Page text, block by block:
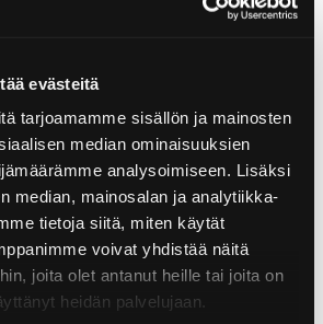
evästeitä
tarjoamamme sisällön ja mainosten
median ominaisuuksien
analysoimiseen. Lisäksi
median, mainosalan ja analytiikka-
tietoja siitä, miten käytät
voivat yhdistää näitä
joita olet antanut heille tai joita on
heidän palvelujaan.